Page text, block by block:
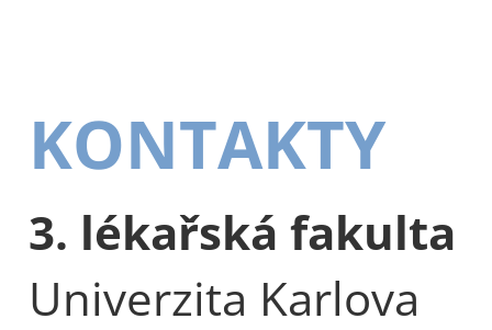
KONTAKTY
3. lékařská fakulta
Univerzita Karlova